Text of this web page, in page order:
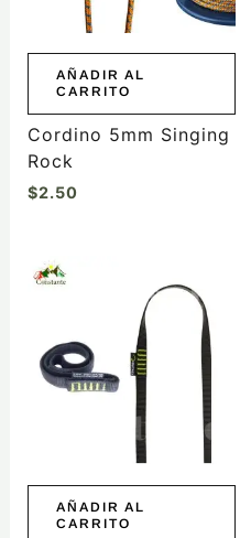
AÑADIR AL
CARRITO
Cordino 5mm Singing
Rock
$2.50
AÑADIR AL
CARRITO